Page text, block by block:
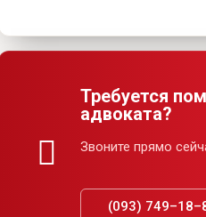
Требуется
адвоката?
Звоните прямо
(093)